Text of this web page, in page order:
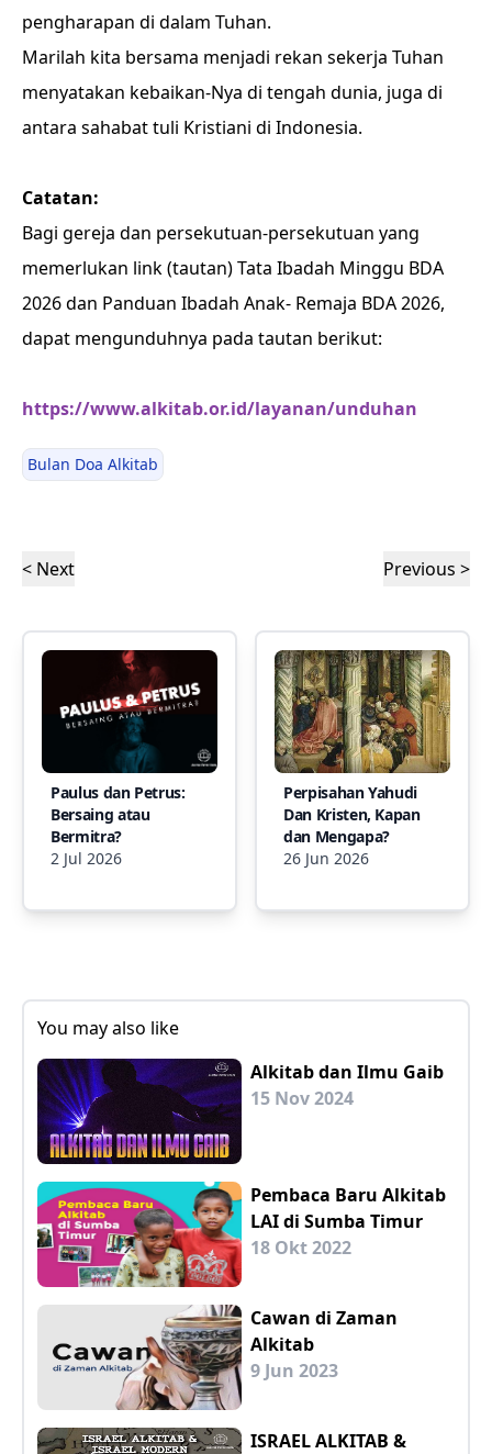
pengharapan di dalam Tuhan.
Marilah kita bersama menjadi rekan sekerja Tuhan
menyatakan kebaikan-Nya di tengah dunia, juga di
antara sahabat tuli Kristiani di Indonesia.
Catatan:
Bagi gereja dan persekutuan-persekutuan yang
memerlukan link (tautan) Tata Ibadah Minggu BDA
2026 dan Panduan Ibadah Anak- Remaja BDA 2026,
dapat mengunduhnya pada tautan berikut:
https://www.alkitab.or.id/layanan/unduhan
Bulan Doa Alkitab
< Next Previous >
Paulus dan Petrus:
Bersaing atau
Bermitra?
2 Jul 2026
Perpisahan Yahudi
Dan Kristen, Kapan
dan Mengapa?
26 Jun 2026
You may also like
Alkitab dan Ilmu Gaib
15 Nov 2024
Pembaca Baru Alkitab
LAI di Sumba Timur
18 Okt 2022
Cawan di Zaman
Alkitab
9 Jun 2023
ISRAEL ALKITAB &